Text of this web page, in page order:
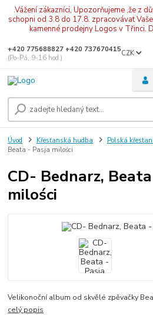
.Vážení zákazníci, Upozorňujeme ,že z
schopni od 3.8 do 17.8. zpracovávat
kamenné prodejny Logos v Třinci.
CZK
+420 775688827 +420 737670415
(Po-Pá, 9-16 hod.)
Úvod Křesťanská hudba Polská
Beata - Pasja milości
CD- Bednarz,
milości
Velikonoční album od skvělé zpěvačky
celý popis